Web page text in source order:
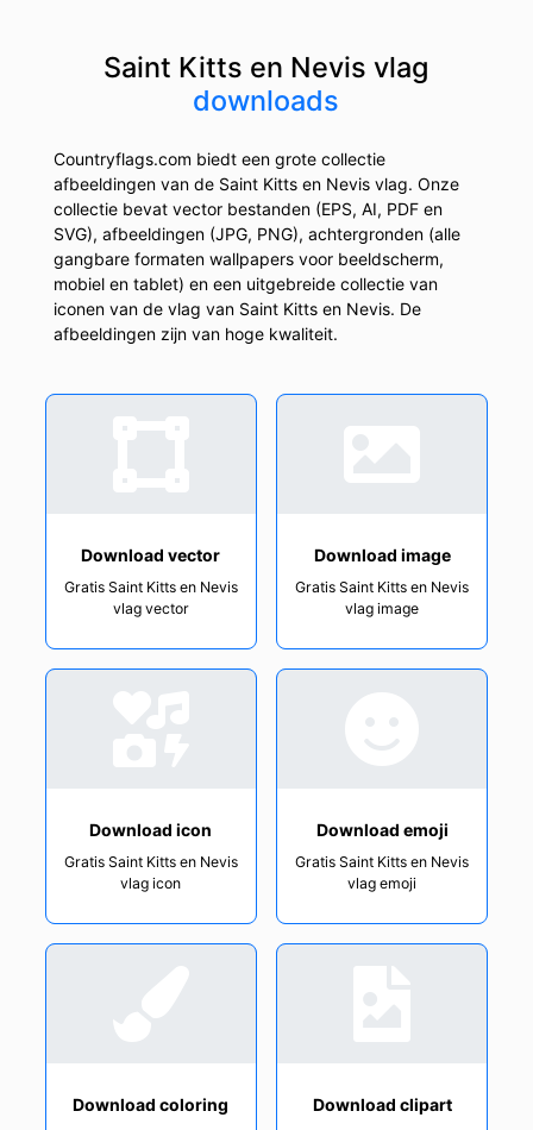
Saint Kitts en Nevis vlag
downloads
Countryflags.com biedt een grote collectie
afbeeldingen van de Saint Kitts en Nevis vlag. Onze
collectie bevat vector bestanden (EPS, AI, PDF en
SVG), afbeeldingen (JPG, PNG), achtergronden (alle
gangbare formaten wallpapers voor beeldscherm,
mobiel en tablet) en een uitgebreide collectie van
iconen van de vlag van Saint Kitts en Nevis. De
afbeeldingen zijn van hoge kwaliteit.
Download vector
Gratis Saint Kitts en Nevis
vlag vector
Download image
Gratis Saint Kitts en Nevis
vlag image
Download icon
Gratis Saint Kitts en Nevis
vlag icon
Download emoji
Gratis Saint Kitts en Nevis
vlag emoji
Download coloring Download clipart